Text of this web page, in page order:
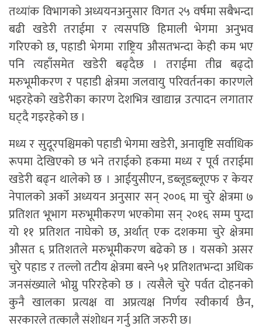
तथ्यांक विभागको अध्ययनअनुसार विगत २५ वर्षमा सबैभन्दा
बढी खडेरी तराईमा र त्यसपछि हिमाली भेगमा अनुभव
गरिएको छ, पहाडी भेगमा राष्ट्रिय औसतभन्दा केही कम भए
पनि त्यहाँसमेत खडेरी बढ्दैछ । तराईमा तीव्र बढ्दो
मरुभूमीकरण र पहाडी क्षेत्रमा जलवायु परिवर्तनका कारणले
भइरहेको खडेरीका कारण देशभित्र खाद्यान्न उत्पादन लगातार
घट्दै गइरहेको छ ।
मध्य र सुदूरपश्चिमको पहाडी भेगमा खडेरी, अनावृष्टि सर्वाधिक
रूपमा देखिएको छ भने तराईको हकमा मध्य र पूर्व तराईमा
खडेरी बढ्न थालेको छ । आईयुसीएन, डब्लूडब्लूएफ र केयर
नेपालको अर्को अध्ययन अनुसार सन् २००६ मा चुरे क्षेत्रमा ७
प्रतिशत भूभाग मरुभूमीकरण भएकोमा सन् २०१६ सम्म पुग्दा
यो ११ प्रतिशत नाघेको छ, अर्थात् एक दशकमा चुरे क्षेत्रमा
औसत ६ प्रतिशतले मरुभूमीकरण बढेको छ । यसको असर
चुरे पहाड र तल्लो तटीय क्षेत्रमा बस्ने ५१ प्रतिशतभन्दा अधिक
जनसंख्याले भोग्नु परिरहेको छ । त्यसैले चुरे पर्वत दोहनको
कुनै खालका प्रत्यक्ष वा अप्रत्यक्ष निर्णय स्वीकार्य छैन,
सरकारले तत्कालै संशोधन गर्नु अति जरुरी छ।